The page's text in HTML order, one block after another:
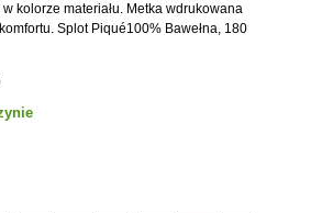
kolorze materiału. Metka wdrukowana
Splot Piqué100% Bawełna, 180